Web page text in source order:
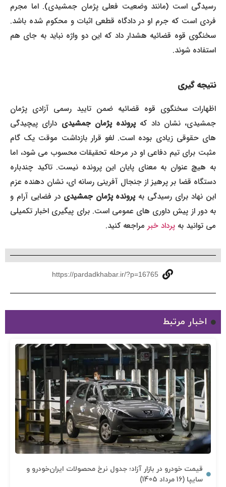
رسیدگی است (مانند وضعیت فعلی پژمان جمشیدی). اما مجرم
فردی است که جرم او در دادگاه قطعی اثبات و محکوم شده باشد.
سخنگوی قوه قضائیه هشدار داد که این دو واژه نباید به جای هم
استفاده شوند.
نتیجه گیری
اظهارات سخنگوی قوه قضائیه ضمن تایید رسمی آزادی پژمان
جمشیدی، نشان داد کهپرونده پژمان جمشیدیدارای پیچیدگی
های حقوقی زیادی بوده است. لغو قرار بازداشت موقت یک گام
مثبت برای تیم دفاعی او در مرحله تحقیقات محسوب می شود، اما
به هیچ عنوان به معنای پایان این پرونده نیست. تاکید چندباره
دستگاه قضا بر پرهیز از جنجال آفرینی رسانه ای، نشان دهنده عزم
این نهاد برای رسیدگی به پرونده پژمان جمشیدیدر فضایی آرام و
به دور از پیش داوری های عمومی است. برای پیگیری اخبار تکمیلی
می توانید به پرداد خبرمراجعه کنید.
https://pardadkhabar.ir/?p=16765
اخبار مرتبط
قیمت خودرو در بازار آزاد؛ جدول نرخ محصولات ایران‌خودرو و
سایپا (16 مرداد 1405)